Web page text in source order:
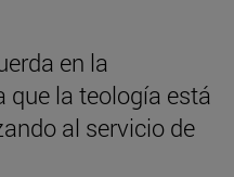
en la
que la teología está
al servicio de